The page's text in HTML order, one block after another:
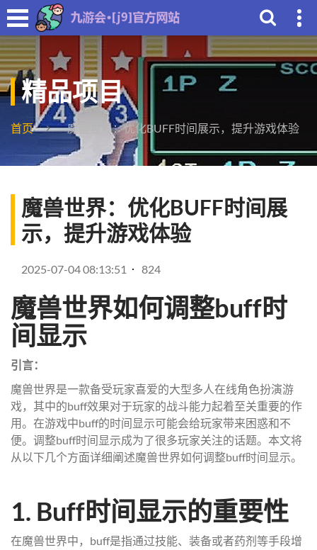
精品项目
首页 魔兽世界：优化BUFF时间展示，提升游戏体验
魔兽世界：优化BUFF时间展
示，提升游戏体验
2025-07-04 08:13:51 824
魔兽世界如何调整buff时
间显示
引言：
魔兽世界是一款备受玩家喜爱的大型多人在线角色扮演游
戏，其中的buff效果对于玩家的战斗能力起着至关重要的作
用。在游戏中buff的时间显示可能会给玩家带来困惑和不
便。调整buff时间显示成为了很多玩家关注的话题。本文将
从以下几个方面详细阐述魔兽世界如何调整buff时间显示。
1. Buff时间显示的重要性
在魔兽世界中，buff是指通过技能、装备或者药剂等手段增